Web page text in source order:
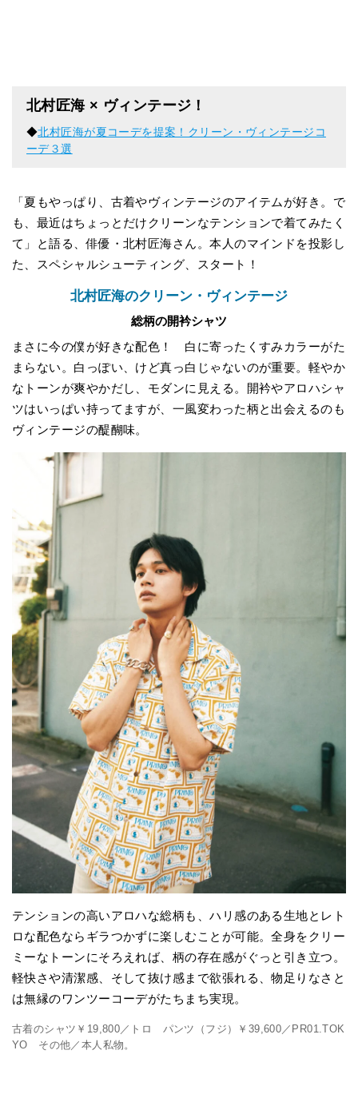
北村匠海 × ヴィンテージ！
◆北村匠海が夏コーデを提案！クリーン・ヴィンテージコ
ーデ３選
「夏もやっぱり、古着やヴィンテージのアイテムが好き。で
も、最近はちょっとだけクリーンなテンションで着てみたく
て」と語る、俳優・北村匠海さん。本人のマインドを投影し
た、スペシャルシューティング、スタート！
北村匠海のクリーン・ヴィンテージ
総柄の開衿シャツ
まさに今の僕が好きな配色！ 白に寄ったくすみカラーがた
まらない。白っぽい、けど真っ白じゃないのが重要。軽やか
なトーンが爽やかだし、モダンに見える。開衿やアロハシャ
ツはいっぱい持ってますが、一風変わった柄と出会えるのも
ヴィンテージの醍醐味。
テンションの高いアロハな総柄も、ハリ感のある生地とレト
ロな配色ならギラつかずに楽しむことが可能。全身をクリー
ミーなトーンにそろえれば、柄の存在感がぐっと引き立つ。
軽快さや清潔感、そして抜け感まで欲張れる、物足りなさと
は無縁のワンツーコーデがたちまち実現。
古着のシャツ￥19,800／トロ パンツ（フジ）￥39,600／PR01.TOK
YO その他／本人私物。